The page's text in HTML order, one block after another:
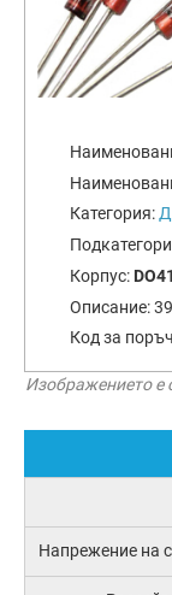
Категория:
Корпус: DO41
Описание:
Код за
Изображението е
Напрежение на